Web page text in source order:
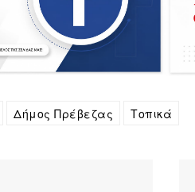
Δήμος Πρέβεζας Τοπικά